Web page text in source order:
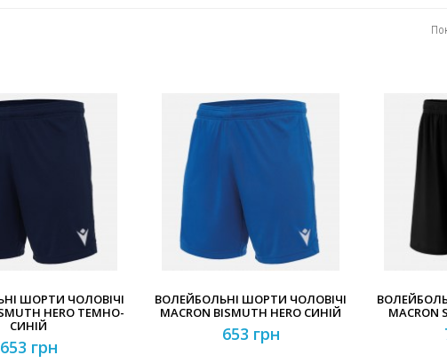
ШОРТИ ЧОЛОВІЧІ
HERO ТЕМНО-
СИНІЙ
653 грн
ВОЛЕЙБОЛЬНІ ШОРТИ ЧОЛОВІЧІ
MACRON BISMUTH HERO СИНІЙ
653 грн
MACRON